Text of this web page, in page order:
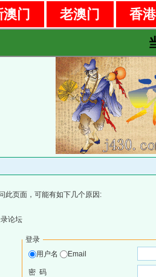
澳门 老澳门
香
此页面，可能有如下几个原因:
论坛
登录
用户名
Email
密 码